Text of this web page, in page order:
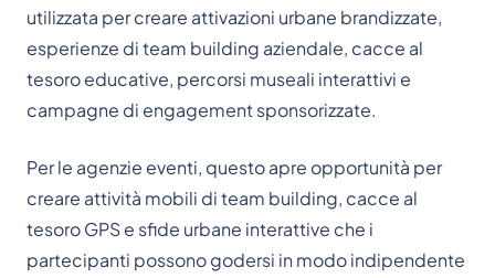
utilizzata per creare attivazioni urbane brandizzate,
esperienze di team building aziendale, cacce al
tesoro educative, percorsi museali interattivi e
campagne di engagement sponsorizzate.
Per le agenzie eventi, questo apre opportunità per
creare attività mobili di team building, cacce al
tesoro GPS e sfide urbane interattive che i
partecipanti possono godersi in modo indipendente